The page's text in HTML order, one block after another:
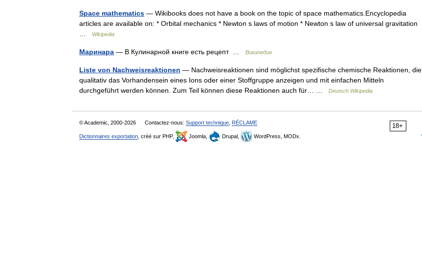
Space mathematics — Wikibooks does not have a book on the topic of space mathematics.Encyclopedia
articles are available on: * Orbital mechanics * Newton s laws of motion * Newton s law of universal gravitation
…
Wikipedia
Маринара — В Кулинарной книге есть рецепт … Википедия
Liste von Nachweisreaktionen — Nachweisreaktionen sind möglichst spezifische chemische Reaktionen, die
qualitativ das Vorhandensein eines Ions oder einer Stoffgruppe anzeigen und mit einfachen Mitteln
durchgeführt werden können. Zum Teil können diese Reaktionen auch für… …
Deutsch Wikipedia
18+
© Academic, 2000-2026 Contactez-nous: Support technique RÉCLAME
Dictionnaires exportation , créé sur PHP, Joomla, Drupal, WordPress, MODx.